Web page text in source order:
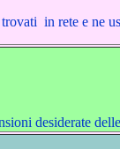
in rete e ne
desiderate